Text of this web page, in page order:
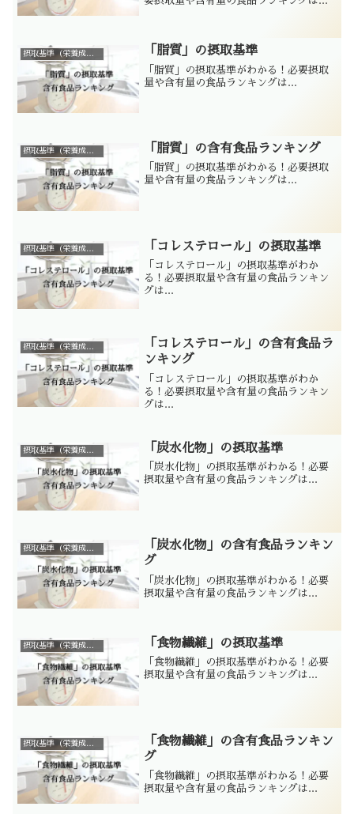
摂取基準（栄養成分別） 「脂質」の摂取基準
「脂質」の摂取基準がわかる！必要摂取
量や含有量の食品ランキングは...
摂取基準（栄養成分別） 「脂質」の含有食品ランキング
「脂質」の摂取基準がわかる！必要摂取
量や含有量の食品ランキングは...
摂取基準（栄養成分別） 「コレステロール」の摂取基準
「コレステロール」の摂取基準がわか
る！必要摂取量や含有量の食品ランキン
グは...
摂取基準（栄養成分別）
「コレステロール」の含有食品ラ
ンキング
「コレステロール」の摂取基準がわか
る！必要摂取量や含有量の食品ランキン
グは...
摂取基準（栄養成分別） 「炭水化物」の摂取基準
「炭水化物」の摂取基準がわかる！必要
摂取量や含有量の食品ランキングは...
摂取基準（栄養成分別）
「炭水化物」の含有食品ランキン
グ
「炭水化物」の摂取基準がわかる！必要
摂取量や含有量の食品ランキングは...
摂取基準（栄養成分別） 「食物繊維」の摂取基準
「食物繊維」の摂取基準がわかる！必要
摂取量や含有量の食品ランキングは...
摂取基準（栄養成分別）
「食物繊維」の含有食品ランキン
グ
「食物繊維」の摂取基準がわかる！必要
摂取量や含有量の食品ランキングは...